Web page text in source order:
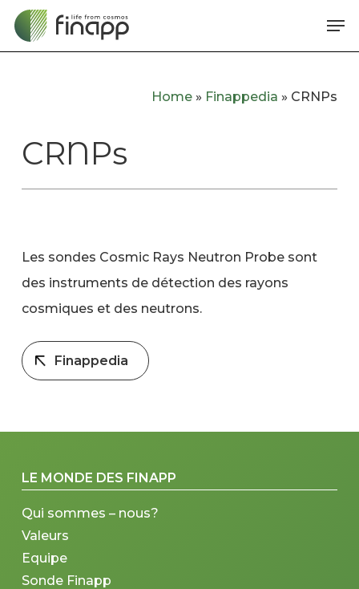
Skip
Home » Finappedia » CRNPs
CRNPs
Les sondes Cosmic Rays Neutron Probe sont
des instruments de détection des rayons
cosmiques et des neutrons.
Finappedia
LE MONDE DES FINAPP
Qui sommes – nous?
Valeurs
Equipe
Sonde Finapp